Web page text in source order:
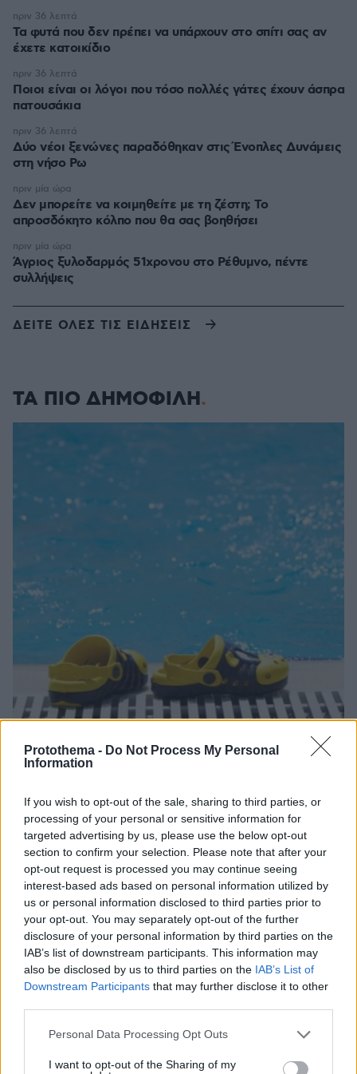
Protothema - Do Not Process My Personal
Information
If you wish to opt-out of the sale, sharing to third parties, or
processing of your personal or sensitive information for
targeted advertising by us, please use the below opt-out
section to confirm your selection. Please note that after your
opt-out request is processed you may continue seeing
interest-based ads based on personal information utilized by
us or personal information disclosed to third parties prior to
your opt-out. You may separately opt-out of the further
disclosure of your personal information by third parties on the
IAB’s list of downstream participants. This information may
also be disclosed by us to third parties on the IAB’s List of
Downstream Participants that may further disclose it to other
Please note that this website/app uses one or more Google
not limited to your visit or usage behaviour. You may click to
Personal Data Processing Opt Outs
I want to opt-out of the Sharing of my
Τα φυτά που δεν πρέπει να υπάρχουν στο σπίτι σας αν
έχετε κατοικίδιο
πριν 36 λεπτά
Ποιοι είναι οι λόγοι που τόσο πολλές γάτες έχουν άσπρα
πατουσάκια
πριν 36 λεπτά
Δύο νέοι ξενώνες παραδόθηκαν στις Ένοπλες Δυνάμεις
στη νήσο Ρω
πριν 36 λεπτά
Δεν μπορείτε να κοιμηθείτε με τη ζέστη; Το
απροσδόκητο κόλπο που θα σας βοηθήσει
πριν μία ώρα
Άγριος ξυλοδαρμός 51χρονου στο Ρέθυμνο, πέντε
συλλήψεις
πριν μία ώρα
ΔΕΙΤΕ ΟΛΕΣ ΤΙΣ ΕΙΔΗΣΕΙΣ
ΤΑ ΠΙΟ ΔΗΜΟΦΙΛΗ
beach bar, βούτηξε ο μπάρμαν για να τον σώσει
08.08.2026, 19:36